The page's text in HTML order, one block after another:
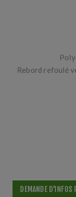
Rebord refoulé
DEMANDE D'INFOS